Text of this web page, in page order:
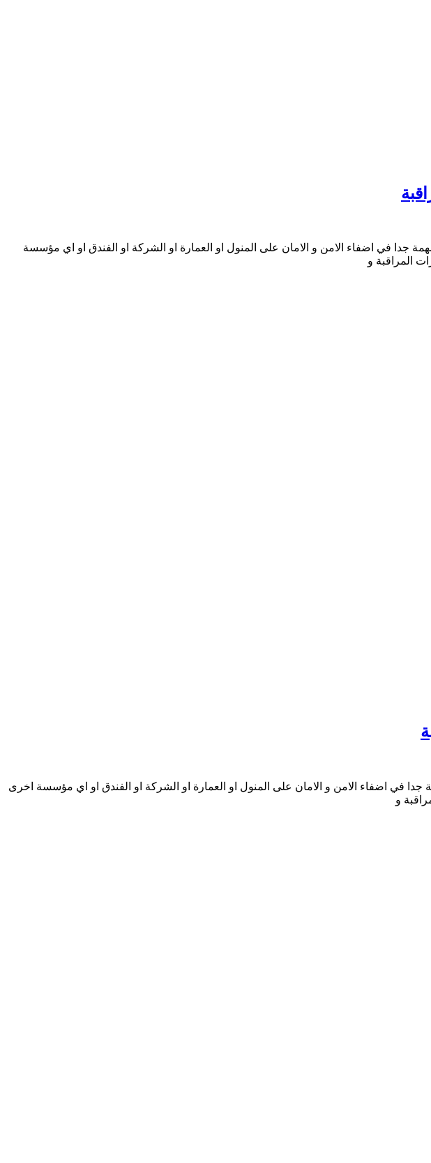
جدا في اضفاء الامن و الامان على المنول او العمارة او الشركة او الفندق او اي مؤسسة
المراقبة و
في اضفاء الامن و الامان على المنول او العمارة او الشركة او الفندق او اي مؤسسة اخرى
و